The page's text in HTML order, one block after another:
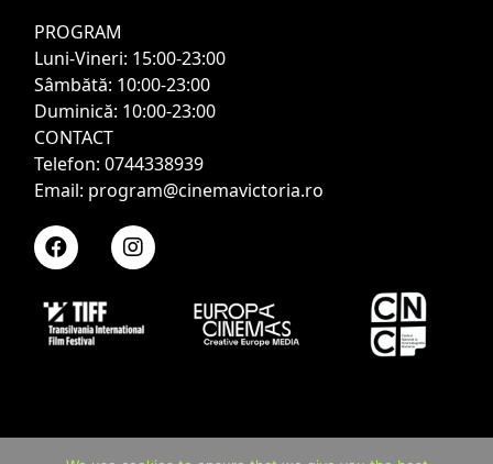
PROGRAM
Luni-Vineri: 15:00-23:00
Sâmbătă: 10:00-23:00
Duminică: 10:00-23:00
CONTACT
Telefon: 0744338939
Email: program@cinemavictoria.ro